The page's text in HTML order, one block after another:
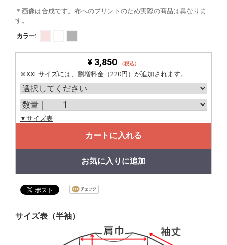
＊画像は合成です。布へのプリントのため実際の商品は異なりま
す。
カラー:
¥ 3,850 （税込）
※XXLサイズには、割増料金（220円）が追加されます。
▼サイズ表
カートに入れる
お気に入りに追加
サイズ表（半袖）